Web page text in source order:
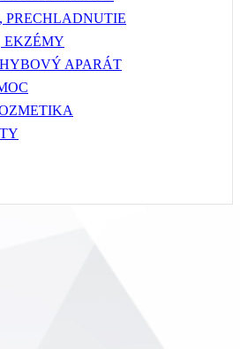
PRECHLADNUTIE
EKZÉMY
APARÁT